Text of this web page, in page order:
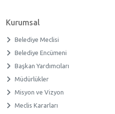
Kurumsal
Belediye Meclisi
Belediye Encümeni
Başkan Yardımcıları
Müdürlükler
Misyon ve Vizyon
Meclis Kararları